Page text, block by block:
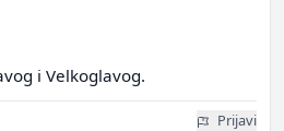
i Velkoglavog.
Prijavi